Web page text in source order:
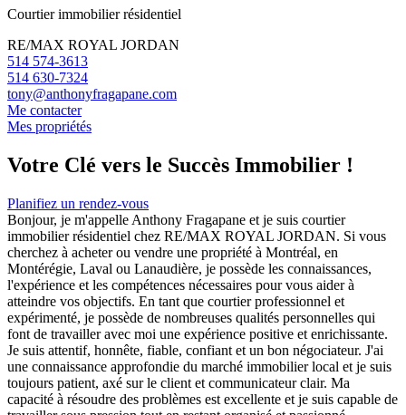
Courtier immobilier résidentiel
RE/MAX ROYAL JORDAN
514 574-3613
514 630-7324
tony@anthonyfragapane.com
Me contacter
Mes propriétés
Votre Clé vers le Succès Immobilier !
Planifiez un rendez-vous
Bonjour, je m'appelle Anthony Fragapane et je suis courtier
immobilier résidentiel chez RE/MAX ROYAL JORDAN. Si vous
cherchez à acheter ou vendre une propriété à Montréal, en
Montérégie, Laval ou Lanaudière, je possède les connaissances,
l'expérience et les compétences nécessaires pour vous aider à
atteindre vos objectifs. En tant que courtier professionnel et
expérimenté, je possède de nombreuses qualités personnelles qui
font de travailler avec moi une expérience positive et enrichissante.
Je suis attentif, honnête, fiable, confiant et un bon négociateur. J'ai
une connaissance approfondie du marché immobilier local et je suis
toujours patient, axé sur le client et communicateur clair. Ma
capacité à résoudre des problèmes est excellente et je suis capable de